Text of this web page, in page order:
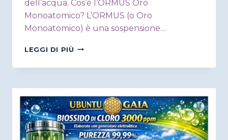
dell’acqua. Cos’è l’ORMUS Oro
Monoatomico? L’ORMUS (o Oro
Monoatomico) è una sospensione…
LEGGI DI PIÙ SUPER
PLASMATIZZATO